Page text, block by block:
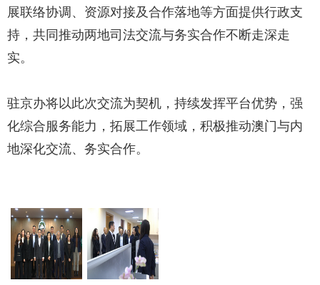
展联络协调、资源对接及合作落地等方面提供行政支
持，共同推动两地司法交流与务实合作不断走深走
实。
驻京办将以此次交流为契机，持续发挥平台优势，强
化综合服务能力，拓展工作领域，积极推动澳门与内
地深化交流、务实合作。